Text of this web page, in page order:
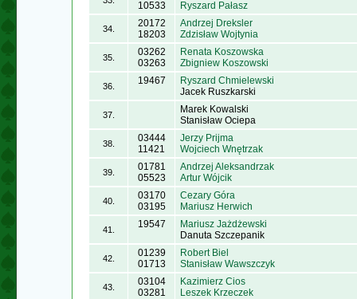
10533
Ryszard Pałasz
34.
20172
18203
Andrzej Dreksler
Zdzisław Wojtynia
35.
03262
03263
Renata Koszowska
Zbigniew Koszowski
36. 19467
Ryszard Chmielewski
Jacek Ruszkarski
37.
Marek Kowalski
Stanisław Ociepa
38.
03444
11421
Jerzy Prijma
Wojciech Wnętrzak
39.
01781
05523
Andrzej Aleksandrzak
Artur Wójcik
40.
03170
03195
Cezary Góra
Mariusz Herwich
41. 19547
Mariusz Jażdżewski
Danuta Szczepanik
42.
01239
01713
Robert Biel
Stanisław Wawszczyk
43.
03104
03281
Kazimierz Cios
Leszek Krzeczek